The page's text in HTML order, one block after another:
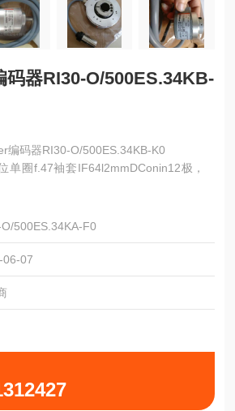
器RI30-O/500ES.34KB-
编码器RI30-O/500ES.34KB-K0
单圈f.47袖套IF64l2mmDConin12极，
时针
密封套
头(用于tico显示器)+2个电缆密封套
500ES.34KA-F0
06-07